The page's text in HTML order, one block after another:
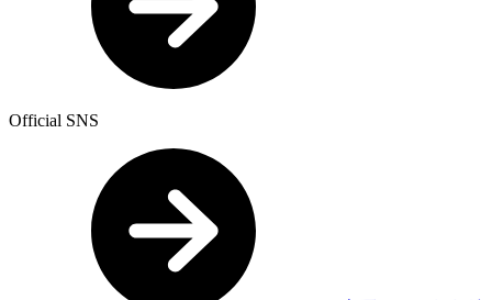
Official SNS